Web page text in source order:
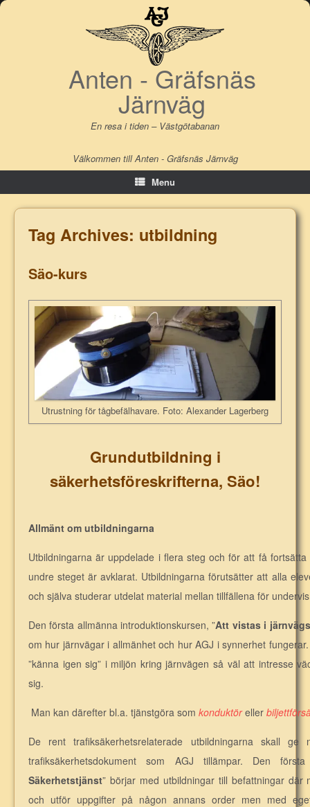
Skip
Anten - Gräfsnäs
Järnväg
En resa i tiden – Västgötabanan
Välkommen till Anten - Gräfsnäs Järnväg
Menu
Tag Archives: utbildning
Säo-kurs
Utrustning för tågbefälhavare. Foto: Alexander Lagerberg
Grundutbildning i
säkerhetsföreskrifterna, Säo!
Allmänt om utbildningarna
Utbildningarna är uppdelade i flera steg och för att få
undre steget är avklarat. Utbildningarna förutsätter att alla
och själva studerar utdelat material mellan tillfällena för
Den första allmänna introduktionskursen, ”Att vistas i
om hur järnvägar i allmänhet och hur AGJ i synnerhet
”känna igen sig” i miljön kring järnvägen så väl att intresse
sig.
Man kan därefter bl.a. tjänstgöra som konduktöreller
De rent trafiksäkerhetsrelaterade utbildningarna skall ge
trafiksäkerhetsdokument som AGJ tillämpar. Den
Säkerhetstjänst” börjar med utbildningar till befattningar
och utför uppgifter på någon annans order men med